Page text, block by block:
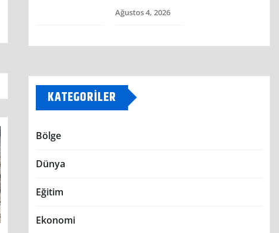
Ağustos 4, 2026
KATEGORILER
Bölge
Dünya
Eğitim
Ekonomi